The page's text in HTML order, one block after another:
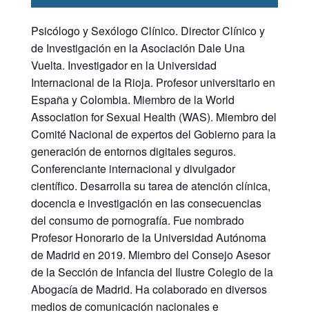
Psicólogo y Sexólogo Clínico. Director Clínico y
de Investigación en la Asociación Dale Una
Vuelta. Investigador en la Universidad
Internacional de la Rioja. Profesor universitario en
España y Colombia. Miembro de la World
Association for Sexual Health (WAS). Miembro del
Comité Nacional de expertos del Gobierno para la
generación de entornos digitales seguros.
Conferenciante internacional y divulgador
científico. Desarrolla su tarea de atención clínica,
docencia e investigación en las consecuencias
del consumo de pornografía. Fue nombrado
Profesor Honorario de la Universidad Autónoma
de Madrid en 2019. Miembro del Consejo Asesor
de la Sección de Infancia del Ilustre Colegio de la
Abogacía de Madrid. Ha colaborado en diversos
medios de comunicación nacionales e